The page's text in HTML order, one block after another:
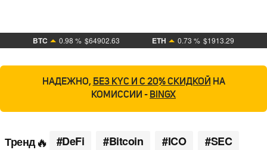
BTC 0.98 % $64902.63 ETH 0.73 % $1913.29
НАДЕЖНО, БЕЗ KYC И С 20% СКИДКОЙ НА
КОМИССИИ - BINGX
Тренд #DeFi #Bitcoin #ICO #SEC